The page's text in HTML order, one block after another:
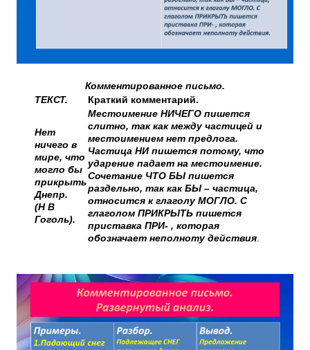
Комментированное письмо.
ТЕКСТ.
Краткий комментарий.
Нет
ничего в
мире, что
могло бы
прикрыть
Днепр.
(Н В
Гоголь).
Местоимение НИЧЕГО пишется
слитно, так как между частицей и
местоимением нет предлога.
Частица НИ пишется потому, что
ударение падает на местоимение.
Сочетание ЧТО БЫ пишется
раздельно, так как БЫ – частица,
относится к глаголу МОГЛО. С
глаголом ПРИКРЫТЬ пишется
приставка ПРИ- , которая
обозначает неполноту действия